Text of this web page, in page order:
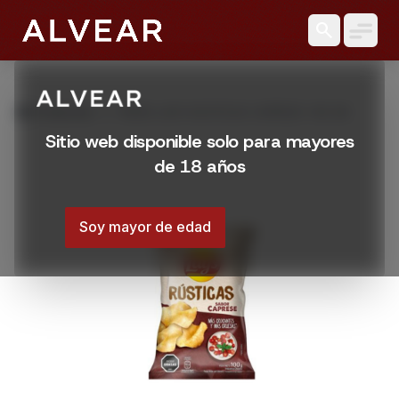
Sitio web disponible solo para mayores
de 18 años
Soy mayor de edad
Productos PAPAS LAYS RUSTICAS CAPRESE 100 GR